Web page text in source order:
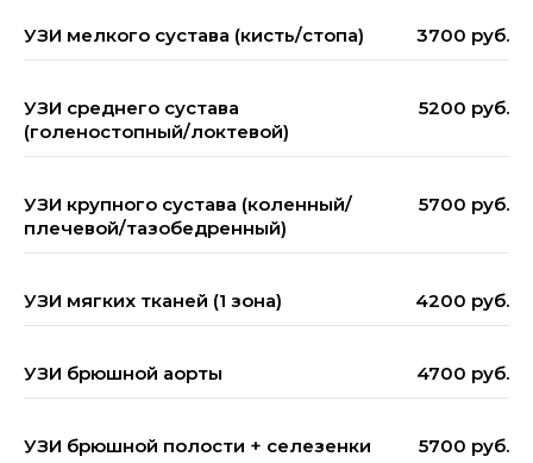
УЗИ мелкого сустава (кисть/стопа) 3700 руб.
УЗИ среднего сустава
(голеностопный/локтевой)
5200 руб.
УЗИ крупного сустава (коленный/
плечевой/тазобедренный)
5700 руб.
УЗИ мягких тканей (1 зона) 4200 руб.
УЗИ брюшной аорты 4700 руб.
УЗИ брюшной полости + селезенки 5700 руб.